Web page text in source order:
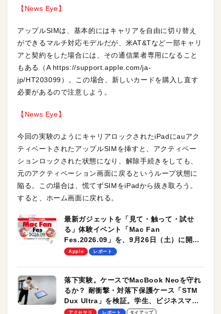
【News Eye】
アップルSIMは、基本的にはキャリアを自由に切り替え
ができるマルチ対応モデルだが、米AT&Tなど一部キャリ
アと契約をした場合には、その通信業者専用になること
もある（A https://support.apple.com/ja-
jp/HT203099）。この場合、新しいカードを購入し直す
必要があるので注意しよう。
【News Eye】
今回の実験のようにキャリアロックされたiPadにauアク
ティベートされたアップルSIMを挿すと、アクティベー
ションロックされた状態になり、解除手続きをしても、
元のアクティベーション画面に戻るというループ状態に
陥る。この場合は、慌てずSIMをiPadから抜き取ろう。
すると、ホーム画面に戻れる。
最新ガジェットを「見て・触って・試せ
る」体験イベント「Mac Fan
Fes.2026.09」を、9月26日（土）に開催
します！
Apple レポート
落下実験。ケースでMacBook Neoを守れ
るか？ 耐衝撃・対落下保護ケース「STM
Dux Ultra」を検証。学生、ビジネスマン
のモバイルユースに最適！
アクセサリ レポート タイアップ